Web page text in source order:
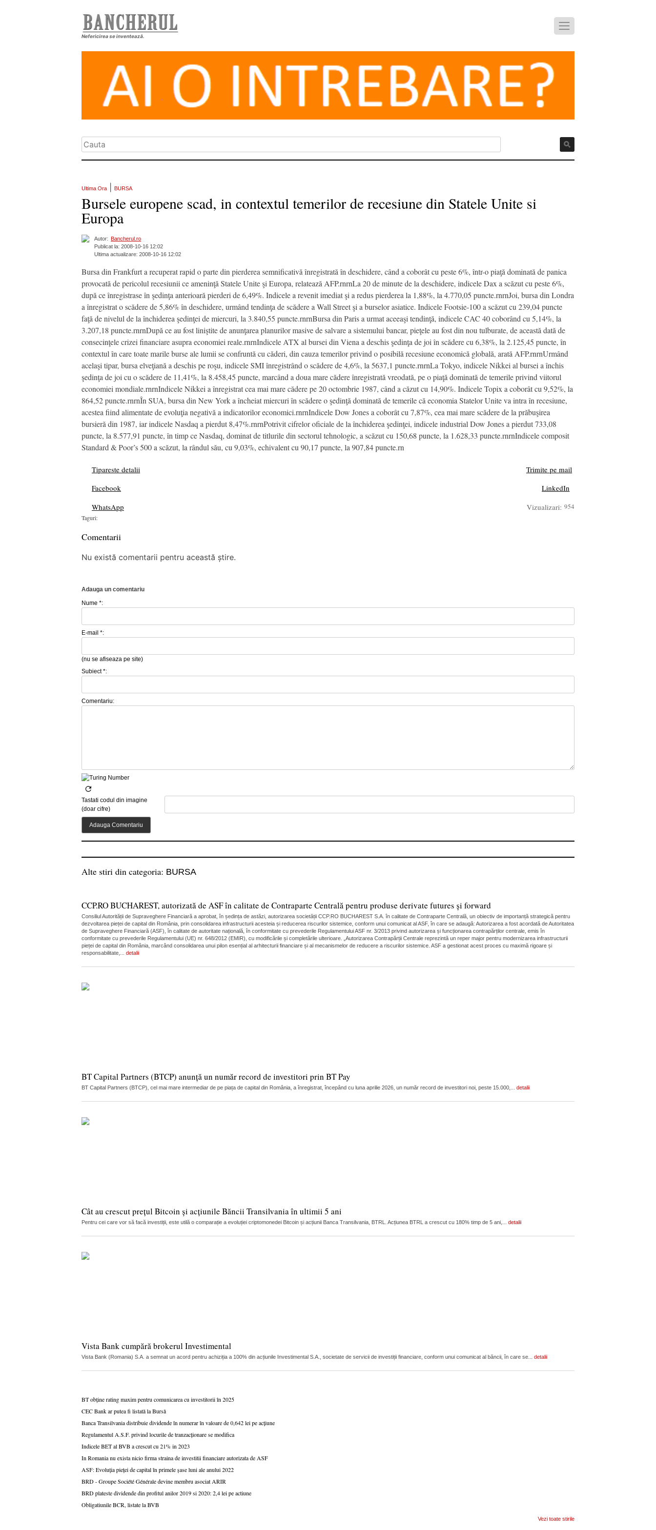
Nefericirea se inventează.
Ultima Ora BURSA
Bursele europene scad, in contextul temerilor de recesiune din Statele Unite si
Europa
Autor:
Bancherul.ro
Publicat la: 2008-10-16 12:02
Ultima actualizare: 2008-10-16 12:02
Bursa din Frankfurt a recuperat rapid o parte din pierderea semnificativă înregistrată în deschidere, când a coborât cu peste 6%, într-o piaţă dominată de panica
provocată de pericolul recesiunii ce ameninţă Statele Unite şi Europa, relatează AFP.rnrnLa 20 de minute de la deschidere, indicele Dax a scăzut cu peste 6%,
după ce înregistrase în şedinţa anterioară pierderi de 6,49%. Indicele a revenit imediat şi a redus pierderea la 1,88%, la 4.770,05 puncte.rnrnJoi, bursa din Londra
a înregistrat o scădere de 5,86% în deschidere, urmând tendinţa de scădere a Wall Street şi a burselor asiatice. Indicele Footsie-100 a scăzut cu 239,04 puncte
faţă de nivelul de la închiderea şedinţei de miercuri, la 3.840,55 puncte.rnrnBursa din Paris a urmat aceeaşi tendinţă, indicele CAC 40 coborând cu 5,14%, la
3.207,18 puncte.rnrnDupă ce au fost liniştite de anunţarea planurilor masive de salvare a sistemului bancar, pieţele au fost din nou tulburate, de această dată de
consecinţele crizei financiare asupra economiei reale.rnrnIndicele ATX al bursei din Viena a deschis şedinţa de joi în scădere cu 6,38%, la 2.125,45 puncte, în
contextul în care toate marile burse ale lumii se confruntă cu căderi, din cauza temerilor privind o posibilă recesiune economică globală, arată AFP.rnrnUrmând
acelaşi tipar, bursa elveţiană a deschis pe roşu, indicele SMI înregistrând o scădere de 4,6%, la 5637,1 puncte.rnrnLa Tokyo, indicele Nikkei al bursei a închis
şedinţa de joi cu o scădere de 11,41%, la 8.458,45 puncte, marcând a doua mare cădere înregistrată vreodată, pe o piaţă dominată de temerile privind viitorul
economiei mondiale.rnrnIndicele Nikkei a înregistrat cea mai mare cădere pe 20 octombrie 1987, când a căzut cu 14,90%. Indicele Topix a coborât cu 9,52%, la
864,52 puncte.rnrnÎn SUA, bursa din New York a încheiat miercuri în scădere o şedinţă dominată de temerile că economia Statelor Unite va intra în recesiune,
acestea fiind alimentate de evoluţia negativă a indicatorilor economici.rnrnIndicele Dow Jones a coborât cu 7,87%, cea mai mare scădere de la prăbuşirea
bursieră din 1987, iar indicele Nasdaq a pierdut 8,47%.rnrnPotrivit cifrelor oficiale de la închiderea şedinţei, indicele industrial Dow Jones a pierdut 733,08
puncte, la 8.577,91 puncte, în timp ce Nasdaq, dominat de titlurile din sectorul tehnologic, a scăzut cu 150,68 puncte, la 1.628,33 puncte.rnrnIndicele composit
Standard & Poor’s 500 a scăzut, la rândul său, cu 9,03%, echivalent cu 90,17 puncte, la 907,84 puncte.rn
Tipareste detalii
Trimite pe mail
Facebook
LinkedIn
WhatsApp
Vizualizari: 954
Taguri:
Comentarii
Nu există comentarii pentru această știre.
Adauga un comentariu
Nume *:
E-mail *:
(nu se afiseaza pe site)
Subiect *:
Comentariu:
Tastati codul din imagine
(doar cifre)
Alte stiri din categoria: BURSA
CCP.RO BUCHAREST, autorizată de ASF în calitate de Contraparte Centrală pentru produse derivate futures și forward
Consiliul Autorității de Supraveghere Financiară a aprobat, în ședința de astăzi, autorizarea societății CCP.RO BUCHAREST S.A. în calitate de Contraparte Centrală, un obiectiv de importanță strategică pentru
dezvoltarea pieței de capital din România, prin consolidarea infrastructurii acesteia și reducerea riscurilor sistemice, conform unui comunicat al ASF, în care se adaugă: Autorizarea a fost acordată de Autoritatea
de Supraveghere Financiară (ASF), în calitate de autoritate națională, în conformitate cu prevederile Regulamentului ASF nr. 3/2013 privind autorizarea și funcționarea contrapărților centrale, emis în
conformitate cu prevederile Regulamentului (UE) nr. 648/2012 (EMIR), cu modificările și completările ulterioare. „Autorizarea Contrapărții Centrale reprezintă un reper major pentru modernizarea infrastructurii
pieței de capital din România, marcând consolidarea unui pilon esențial al arhitecturii financiare și al mecanismelor de reducere a riscurilor sistemice. ASF a gestionat acest proces cu maximă rigoare și
responsabilitate,... detalii
BT Capital Partners (BTCP) anunță un număr record de investitori prin BT Pay
BT Capital Partners (BTCP), cel mai mare intermediar de pe piața de capital din România, a înregistrat, începând cu luna aprilie 2026, un număr record de investitori noi, peste 15.000,... detalii
Cât au crescut prețul Bitcoin și acțiunile Băncii Transilvania în ultimii 5 ani
Pentru cei care vor să facă investiții, este utilă o comparație a evoluției criptomonedei Bitcoin și acțiunii Banca Transilvania, BTRL. Acțiunea BTRL a crescut cu 180% timp de 5 ani,... detalii
Vista Bank cumpără brokerul Investimental
Vista Bank (Romania) S.A. a semnat un acord pentru achiziția a 100% din acțiunile Investimental S.A., societate de servicii de investiții financiare, conform unui comunicat al băncii, în care se... detalii
BT obține rating maxim pentru comunicarea cu investitorii în 2025
CEC Bank ar putea fi listată la Bursă
Banca Transilvania distribuie dividende în numerar în valoare de 0,642 lei pe acțiune
Regulamentul A.S.F. privind locurile de tranzacționare se modifica
Indicele BET al BVB a crescut cu 21% in 2023
In Romania nu exista nicio firma straina de investitii financiare autorizata de ASF
ASF: Evoluția pieței de capital în primele șase luni ale anului 2022
BRD - Groupe Société Générale devine membru asociat ARIR
BRD plateste dividende din profitul anilor 2019 si 2020: 2,4 lei pe actiune
Obligatiunile BCR, listate la BVB
Vezi toate stirile